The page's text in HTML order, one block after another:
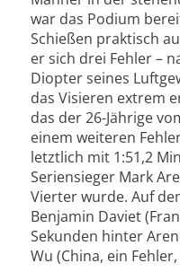
war das Podium
Schießen praktisch
er sich drei Fehler –
Diopter seines
das Visieren extrem
das der 26-Jährige
einem weiteren
letztlich mit 1:51,2
Seriensieger Mark
Vierter wurde. Auf
Benjamin Daviet
Sekunden hinter
Wu (China, ein